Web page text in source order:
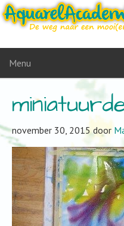
Menu
november 30, 2015 door